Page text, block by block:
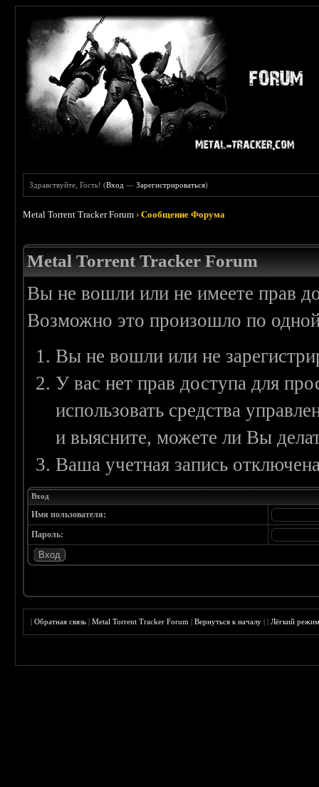
Здравствуйте, Гость! (Вход —Зарегистрироваться)
Metal Torrent Tracker Forum ›Сообщение Форума
Metal Torrent Tracker Forum
Вы не вошли или не имеете прав
Возможно это произошло по
Вы не вошли или не
У вас нет прав доступа для
использовать средства
и выясните, можете ли Вы
Ваша учетная запись
Вход
Имя пользователя:
Пароль:
|Обратная связь |Metal Torrent Tracker Forum |Вернуться к началу ||Лёгкий